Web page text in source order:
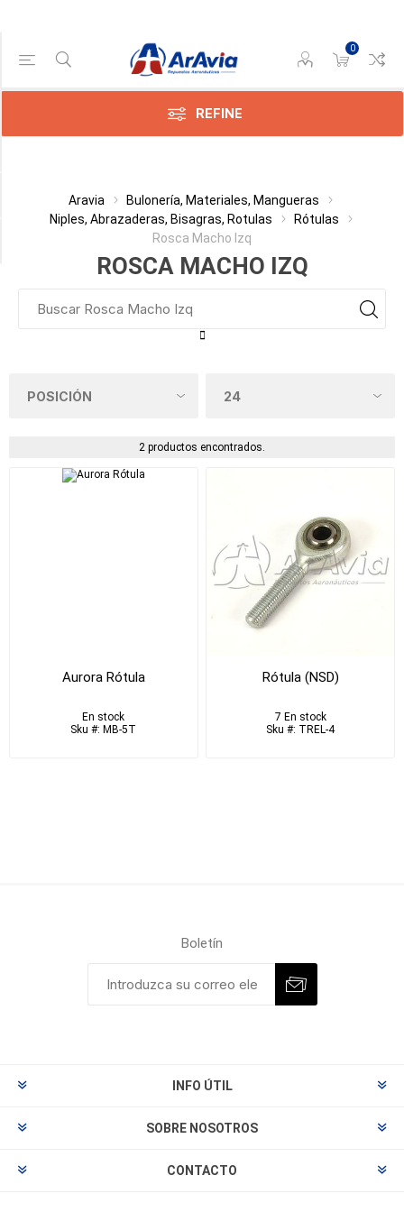
0
REFINE
Aravia
Bulonería, Materiales, Mangueras
Niples, Abrazaderas, Bisagras, Rotulas
Rótulas
Rosca Macho Izq
ROSCA MACHO IZQ
2 productos encontrados.
Aurora Rótula
En stock
Sku #: MB-5T
Rótula (NSD)
7 En stock
Sku #: TREL-4
Gama de precios
Min:$25.00
Categoría
Boletín
INFO ÚTIL
SOBRE NOSOTROS
CONTACTO